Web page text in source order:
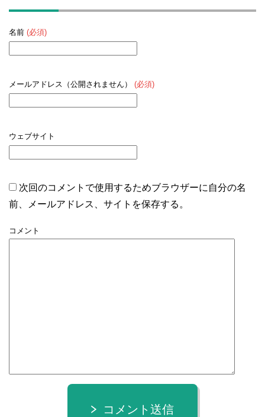
名前 (必須)
メールアドレス（公開されません） (必須)
ウェブサイト
次回のコメントで使用するためブラウザーに自分の名
前、メールアドレス、サイトを保存する。
コメント
コメント送信